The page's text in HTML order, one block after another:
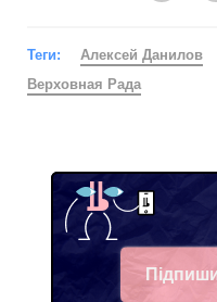
Теги: Алексей Данилов
Верховная Рада